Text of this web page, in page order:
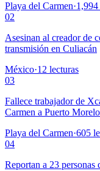
Playa del Carmen·1,994
02
Asesinan al creador de
transmisión en Culiacán
México·12 lecturas
03
Fallece trabajador de
Carmen a Puerto
Playa del Carmen·605
04
Reportan a 23 personas